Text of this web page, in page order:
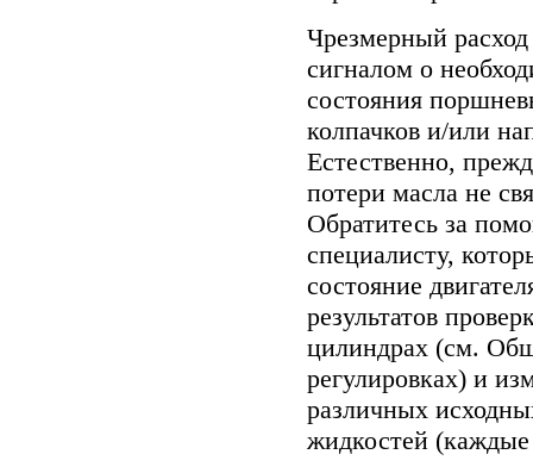
Чрезмерный
сигналом о
состояния
колпачков и/или
Естественно,
потери масла не
Обратитесь за
специалисту,
состояние
результатов
цилиндрах (см.
регулировках) и
различных
жидкостей